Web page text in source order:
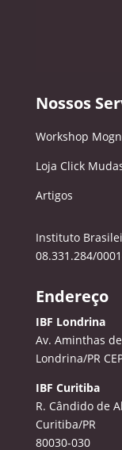
Nossos
Workshop
Loja Click
Artigos
Instituto
08.331.284/
Endereço
IBF Londrina
Av. Aminthas
Londrina/PR
IBF Curitiba
R. Cândido de
Curitiba/PR
80030-030